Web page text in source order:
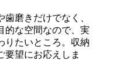
磨きだけでなく、
的な空間なので、実
りたいところ。収納
要望にお応えしま